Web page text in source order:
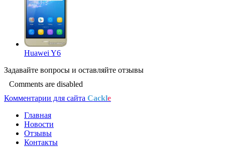
Huawei Y6
Задавайте вопросы и оставляйте отзывы
Comments are disabled
Комментарии для сайта Cackle
Главная
Новости
Отзывы
Контакты